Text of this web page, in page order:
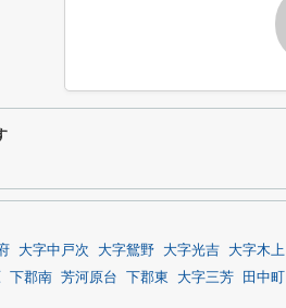
大字中戸次 大字鴛野 大字光吉 大字木上
下郡南 芳河原台 下郡東 大字三芳 田中町